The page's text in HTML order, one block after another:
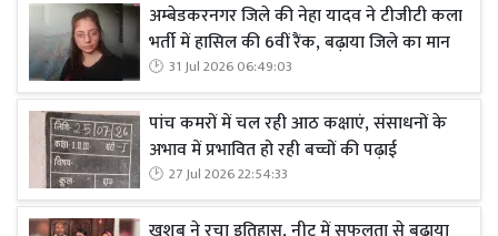
अम्बेडकरनगर जिले की नेहा यादव ने टीजीटी कला
भर्ती में हासिल की 6वीं रैंक, बढ़ाया जिले का मान
31 Jul 2026 06:49:03
पांच कमरों में चल रही आठ कक्षाएं, संसाधनों के
अभाव में प्रभावित हो रही बच्चों की पढ़ाई
27 Jul 2026 22:54:33